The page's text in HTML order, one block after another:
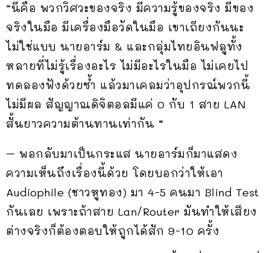
“นี่คือ พวกวิศวะของจริง มีความรู้ของจริง มีของ
จริงในมือ มีเครื่องมือวัดในมือ เขาเถียงกันนะ
ไม่ใช่แบบ นายอาร์ม & และกลุ่มไทยอินฟลูทั้ง
หลายที่ไม่รู้เรื่องอะไร ไม่มีอะไรในมือ ไม่เคยไป
ทดลองฟังด้วยซ้ำ แล้วมาเคลมว่าอุปกรณ์พวกนี้
ไม่มีผล สัญญาณดิจิตอลมีแค่ 0 กับ 1 สาย LAN
สั้นยาวความต้านทานเท่ากัน ”
– พอกลับมาเป็นกระแส นายอาร์มก็มาแสดง
ความเห็นถึงเรื่องนี้ด้วย โดยบอกว่าให้เอา
Audiophile (ชาวหูทอง) มา 4-5 คนมา Blind Test
กันเลย เพราะถ้าสาย Lan/Router มันทำให้เสียง
ต่างจริงก็ต้องตอบให้ถูกได้สัก 9-10 ครั้ง